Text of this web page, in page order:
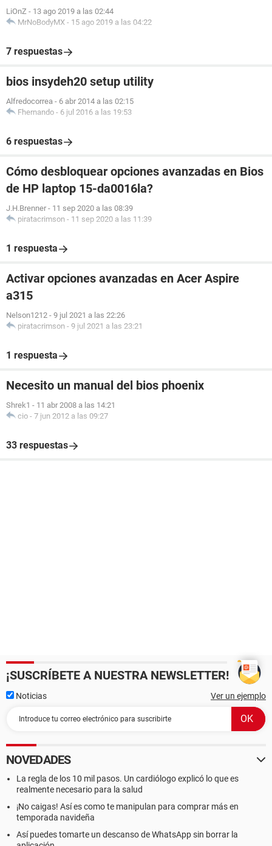
LiOnZ - 13 ago 2019 a las 02:44
MrNoBodyMX - 15 ago 2019 a las 04:22
7 respuestas
bios insydeh20 setup utility
Alfredocorrea - 6 abr 2014 a las 02:15
Fhernando - 6 jul 2016 a las 19:53
6 respuestas
Cómo desbloquear opciones avanzadas en Bios
de HP laptop 15-da0016la?
J.H.Brenner - 11 sep 2020 a las 08:39
piratacrimson - 11 sep 2020 a las 11:39
1 respuesta
Activar opciones avanzadas en Acer Aspire
a315
Nelson1212 - 9 jul 2021 a las 22:26
piratacrimson - 9 jul 2021 a las 23:21
1 respuesta
Necesito un manual del bios phoenix
Shrek1 - 11 abr 2008 a las 14:21
cio - 7 jun 2012 a las 09:27
33 respuestas
¡SUSCRÍBETE A NUESTRA NEWSLETTER!
Noticias Ver un ejemplo
NOVEDADES
La regla de los 10 mil pasos. Un cardiólogo explicó lo que es
realmente necesario para la salud
¡No caigas! Así es como te manipulan para comprar más en
temporada navideña
Así puedes tomarte un descanso de WhatsApp sin borrar la